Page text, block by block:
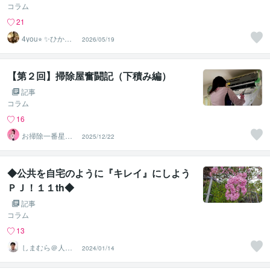
コラム
21
4you⭐︎ ✨ひかり
の占術師
2026/05/19
【第２回】掃除屋奮闘記（下積み編）
記事
コラム
16
お掃除一番星｜
掃除思想家ジャ
ーナリスト
2025/12/22
◆公共を自宅のように『キレイ』にしよう
ＰＪ！１１th◆
記事
コラム
13
しまむら＠人事
コンサルタント
2024/01/14